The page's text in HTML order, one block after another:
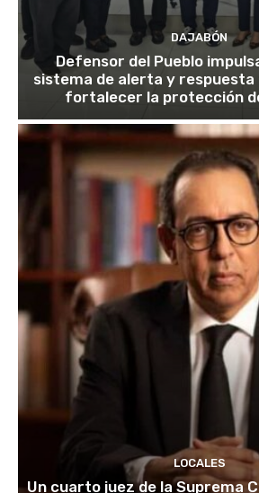
DAJABÓN
Defensor del Pueblo
sistema de alerta y
fortalecer la protección
LOCALES
Un cuarto juez de la Suprema